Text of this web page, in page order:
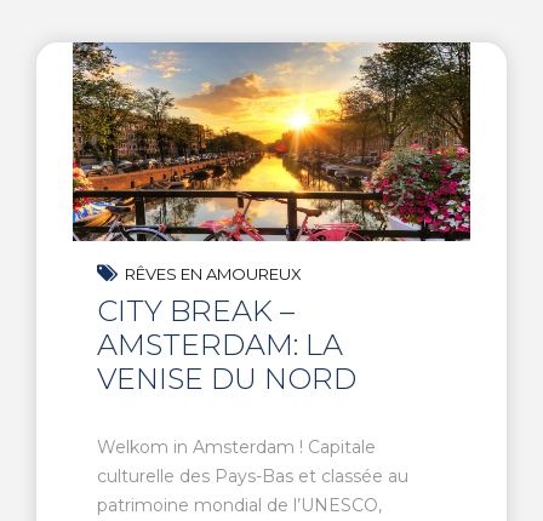
RÊVES EN AMOUREUX
CITY BREAK –
AMSTERDAM: LA
VENISE DU NORD
Welkom in Amsterdam ! Capitale
culturelle des Pays-Bas et classée au
patrimoine mondial de l’UNESCO,